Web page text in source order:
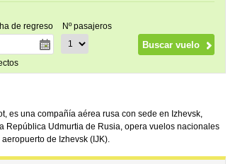
de regreso Nº pasajeros
es una compañía aérea rusa con sede en Izhevsk,
República Udmurtia de Rusia, opera vuelos nacionales
de Izhevsk (IJK).